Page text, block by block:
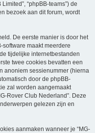
“phpBB-teams”) de
bezoek aan dit forum, wordt
De eerste manier is door het
maakt meerdere
tijdelijke internetbestanden
twee cookies bevatten een
anoniem sessienummer (hierna
door de phpBB-
zal worden aangemaakt
Rover Club Nederland”. Deze
gelezen zijn en
aanmaken wanneer je “MG-